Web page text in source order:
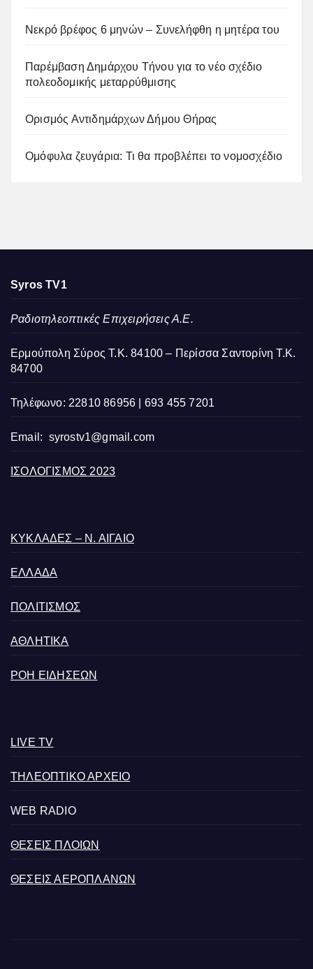
Νεκρό βρέφος 6 μηνών – Συνελήφθη η μητέρα του
Παρέμβαση Δημάρχου Τήνου για το νέο σχέδιο
πολεοδομικής μεταρρύθμισης
Ορισμός Αντιδημάρχων Δήμου Θήρας
Ομόφυλα ζευγάρια: Τι θα προβλέπει το νομοσχέδιο
Syros TV1
Ραδιοτηλεοπτικές Επιχειρήσεις Α.Ε.
Ερμούπολη Σύρος Τ.Κ. 84100 – Περίσσα Σαντορίνη Τ.Κ.
84700
Τηλέφωνο: 22810 86956 | 693 455 7201
Email: syrostv1@gmail.com
ΙΣΟΛΟΓΙΣΜΟΣ 2023
ΚΥΚΛΑΔΕΣ – Ν. ΑΙΓΑΙΟ
ΕΛΛΑΔΑ
ΠΟΛΙΤΙΣΜΟΣ
ΑΘΛΗΤΙΚΑ
ΡΟΗ ΕΙΔΗΣΕΩΝ
LIVE TV
ΤΗΛΕΟΠΤΙΚΟ ΑΡΧΕΙΟ
WEB RADIO
ΘΕΣΕΙΣ ΠΛΟΙΩΝ
ΘΕΣΕΙΣ ΑΕΡΟΠΛΑΝΩΝ